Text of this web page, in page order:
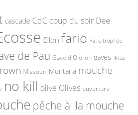
cascade CdC coup du soir Dee
Ellon fario Fario trophée
de Pau Gave d Oloron gaves Iktus
Missouri Montana mouche
no kill olive Olives ouverture
pêche à la mouche